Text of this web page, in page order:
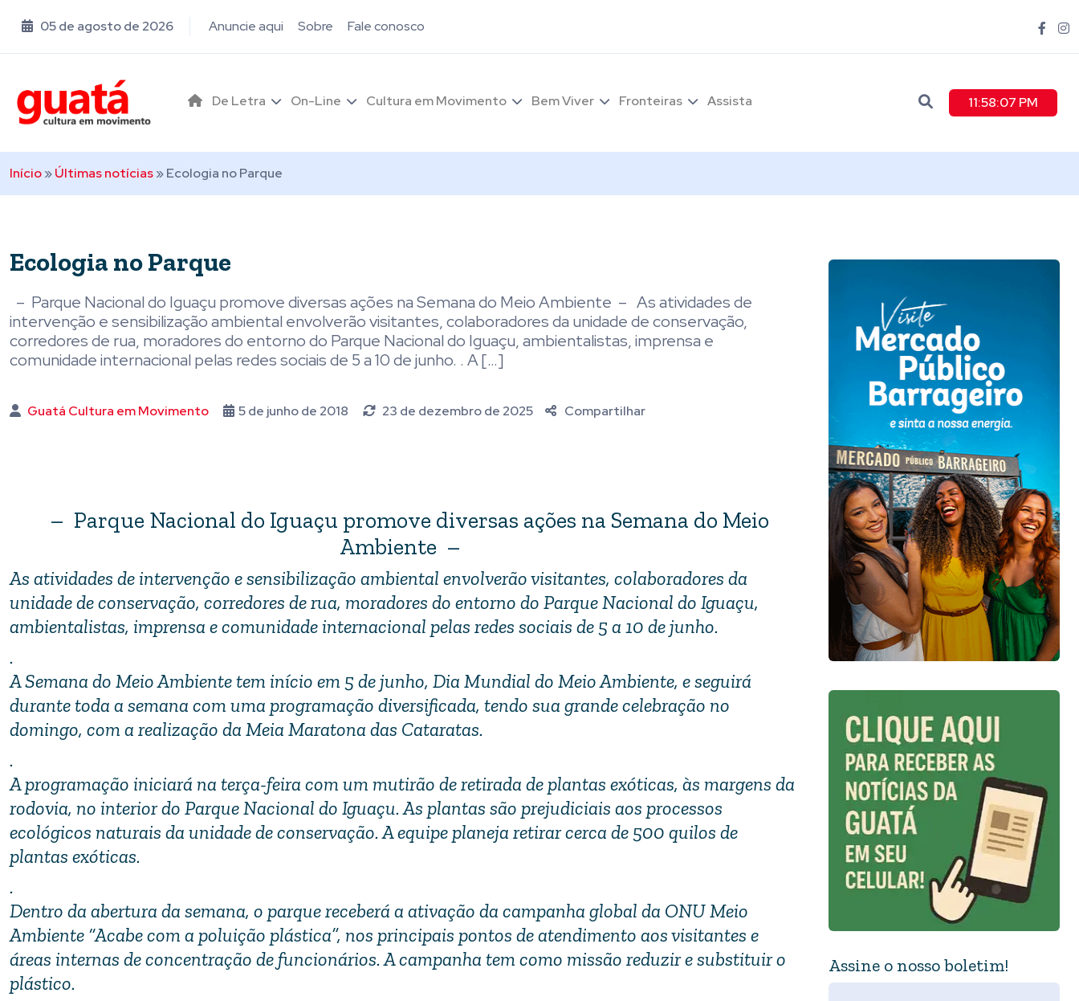
05 de agosto de 2026 Anuncie aqui Sobre Fale conosco
De Letra On-Line Cultura em Movimento Bem Viver Fronteiras Assista 11:58:08 PM
Início»Últimas notícias»Ecologia no Parque
Ecologia no Parque
– Parque Nacional do Iguaçu promove diversas ações na Semana do Meio Ambiente – As atividades de
intervenção e sensibilização ambiental envolverão visitantes, colaboradores da unidade de conservação,
corredores de rua, moradores do entorno do Parque Nacional do Iguaçu, ambientalistas, imprensa e
comunidade internacional pelas redes sociais de 5 a 10 de junho. . A […]
Guatá Cultura em Movimento 5 de junho de 2018 23 de dezembro de 2025 Compartilhar
– Parque Nacional do Iguaçu promove diversas ações na Semana do Meio
Ambiente –
As atividades de intervenção e sensibilização ambiental envolverão visitantes, colaboradores da
unidade de conservação, corredores de rua, moradores do entorno do Parque Nacional do Iguaçu,
ambientalistas, imprensa e comunidade internacional pelas redes sociais de 5 a 10 de junho.
.
A Semana do Meio Ambiente tem início em 5 de junho, Dia Mundial do Meio Ambiente, e seguirá
durante toda a semana com uma programação diversificada, tendo sua grande celebração no
domingo, com a realização da Meia Maratona das Cataratas.
.
A programação iniciará na terça-feira com um mutirão de retirada de plantas exóticas, às margens da
rodovia, no interior do Parque Nacional do Iguaçu. As plantas são prejudiciais aos processos
ecológicos naturais da unidade de conservação. A equipe planeja retirar cerca de 500 quilos de
plantas exóticas.
.
Dentro da abertura da semana, o parque receberá a ativação da campanha global da ONU Meio
Ambiente “Acabe com a poluição plástica”, nos principais pontos de atendimento aos visitantes e
áreas internas de concentração de funcionários. A campanha tem como missão reduzir e substituir o
plástico.
Assine o nosso boletim!